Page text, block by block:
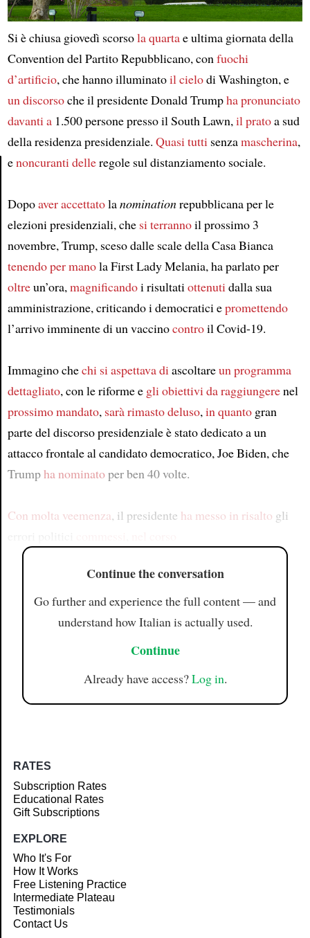
Si è chiusa giovedì scorsola quartae ultima giornata della
Convention del Partito Repubblicano, confuochi
d’artificio, che hanno illuminatoil cielodi Washington, e
un discorsoche il presidente Donald Trumpha pronunciato
davanti a1.500 persone presso il South Lawn,il pratoa sud
della residenza presidenziale. Quasi tuttisenzamascherina,
enoncuranti delleregole sul distanziamento sociale.
Dopoaver accettatolanominationrepubblicana per le
elezioni presidenziali, che si terrannoil prossimo 3
novembre, Trump, sceso dalle scale della Casa Bianca
tenendo per manola First Lady Melania, ha parlato per
oltreun’ora,magnificandoi risultatiottenutidalla sua
amministrazione, criticando i democratici epromettendo
l’arrivo imminente di un vaccinocontroil Covid-19.
Immagino chechi si aspettava diascoltareun programma
dettagliato, con le riforme e gli obiettivida raggiungerenel
prossimo mandato, sarà rimasto deluso,in quantogran
parte del discorso presidenziale è stato dedicato a un
attacco frontale al candidato democratico, Joe Biden, che
Trumpha nominatoper ben 40 volte.
Con molta veemenza, il presidente ha messo in risalto gli
Continue the conversation
Go further and experience the full content — and
understand how Italian is actually used.
Continue
Already have access?Log in.
RATES
Subscription Rates
Educational Rates
Gift Subscriptions
EXPLORE
Who It's For
How It Works
Free Listening Practice
Intermediate Plateau
Testimonials
Contact Us